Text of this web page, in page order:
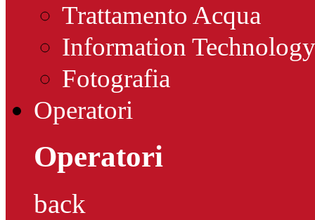
Trattamento Acqua
Information Technology
Fotografia
Operatori
Operatori
back